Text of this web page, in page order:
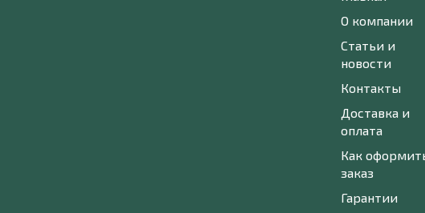
О компании
Статьи и
новости
Контакты
Доставка и
оплата
Как
заказ
Гарантии